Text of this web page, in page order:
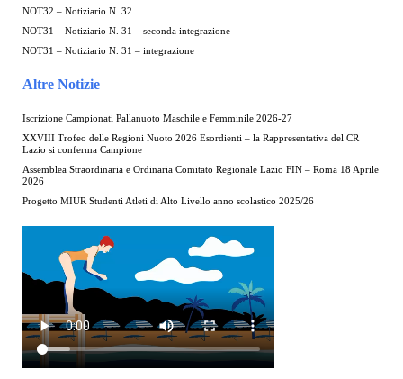
NOT32 – Notiziario N. 32
NOT31 – Notiziario N. 31 – seconda integrazione
NOT31 – Notiziario N. 31 – integrazione
Altre Notizie
Iscrizione Campionati Pallanuoto Maschile e Femminile 2026-27
XXVIII Trofeo delle Regioni Nuoto 2026 Esordienti – la Rappresentativa del CR
Lazio si conferma Campione
Assemblea Straordinaria e Ordinaria Comitato Regionale Lazio FIN – Roma 18 Aprile
2026
Progetto MIUR Studenti Atleti di Alto Livello anno scolastico 2025/26